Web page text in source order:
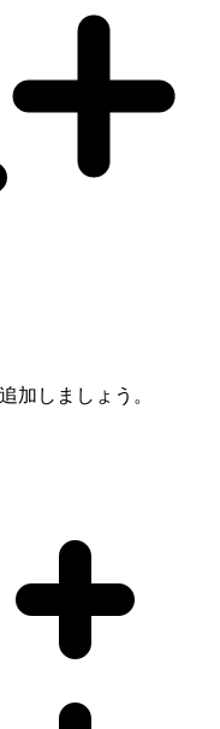
加しましょう。